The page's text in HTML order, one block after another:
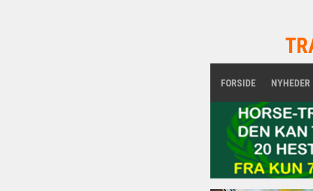
FORSIDE NYHEDER